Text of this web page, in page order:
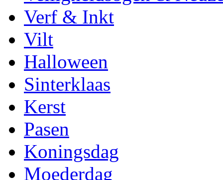
Verf & Inkt
Vilt
Halloween
Sinterklaas
Kerst
Pasen
Koningsdag
Moederdag